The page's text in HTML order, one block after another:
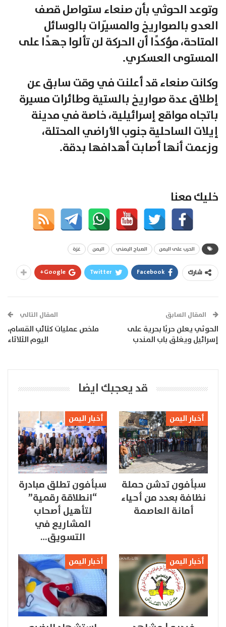
وتوعد الحوثي بأن صنعاء ستواصل قصف
العدو بالصواريخ والمسيّرات بالوسائل
المتاحة، مؤكدًا أن الحركة لن تألوا جهدًا على
المستوى العسكري.
وكانت صنعاء قد أعلنت في وقت سابق عن
إطلاق عدة صواريخ بالستية وطائرات مسيرة
باتجاه مواقع إسرائيلية، خاصة في مدينة
إيلات الساحلية جنوب الأراضي المحتلة،
وزعمت أنها أصابت أهدافها بدقة.
خليك معنا
الحرب على اليمن الصباح اليمني اليمن غزة
شارك Facebook
Twitter
Google+
المقال السابق
الحوثي يعلن حربًا بحرية على
إسرائيل ويغلق باب المندب
المقال التالي
ملخص عمليات كتائب القسام،
اليوم الثلاثاء
قد يعجبك ايضا
أخبار اليمن
سبأفون تدشن حملة
نظافة بعدد من أحياء
أمانة العاصمة
أخبار اليمن
سبأفون تطلق مبادرة
“انطلاقة رقمية”
لتأهيل أصحاب
المشاريع في
التسويق…
أخبار اليمن أخبار اليمن